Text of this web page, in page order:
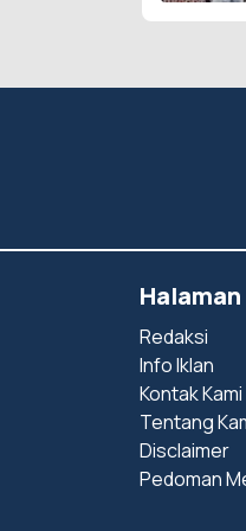
Halaman
Redaksi
Info Iklan
Kontak Kami
Tentang
Disclaimer
Pedoman